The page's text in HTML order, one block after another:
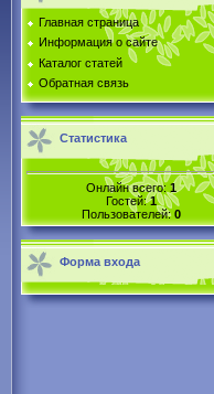
Главная страница
Информация о сайте
Каталог статей
Обратная связь
Статистика
Онлайн всего: 1
Гостей:1
Пользователей:0
Форма входа